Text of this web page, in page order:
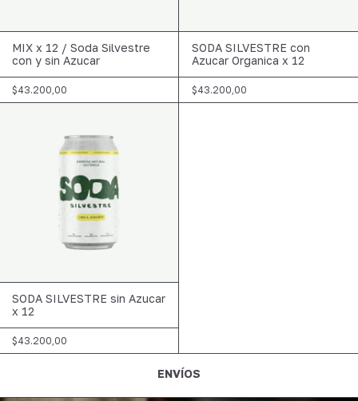
MIX x 12 / Soda Silvestre
con y sin Azucar
$43.200,00
SODA SILVESTRE con
Azucar Organica x 12
$43.200,00
SODA SILVESTRE sin Azucar
x 12
$43.200,00
ENVÍOS